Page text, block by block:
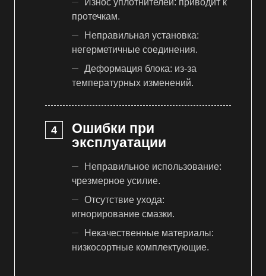
Износ уплотнителей: приводит к
протечкам.
Неправильная установка:
негерметичные соединения.
Деформация блока: из-за
температурных изменений.
Ошибки при
эксплуатации
Неправильное использование:
чрезмерное усилие.
Отсутствие ухода:
игнорирование смазки.
Некачественные материалы:
низкосортные комплектующие.